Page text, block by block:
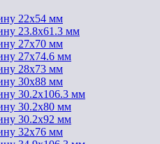
22х54 мм
23.8х61.3 мм
27х70 мм
27х74.6 мм
28х73 мм
30х88 мм
30.2х106.3 мм
30.2х80 мм
30.2х92 мм
32х76 мм